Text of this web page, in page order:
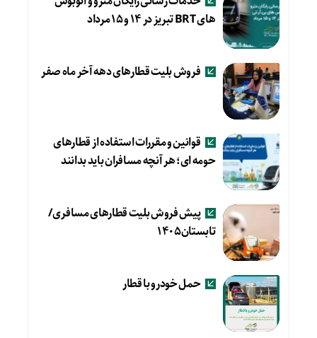
های BRT تبریز در ۱۴ و ۱۵ مرداد
فروش بلیت قطارهای دهه آخر ماه صفر
قوانین و مقررات استفاده از قطارهای
حومه ای؛ هر آنچه مسافران باید بدانند
پیش فروش بلیت قطارهای مسافری/
تابستان۱۴۰۵
حمل خودرو با قطار